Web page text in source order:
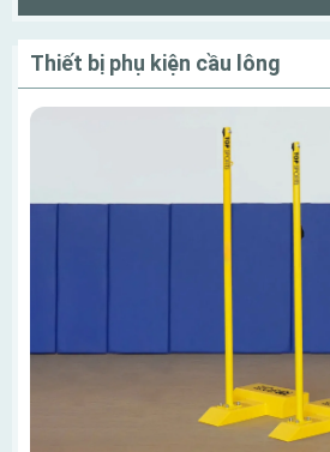
Thiết bị phụ kiện cầu lông